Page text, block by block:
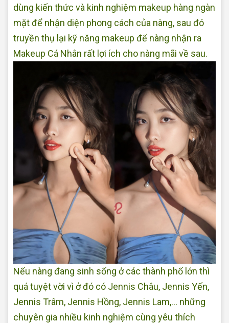
dùng kiến thức và kinh nghiệm makeup hàng ngàn
mặt để nhận diện phong cách của nàng, sau đó
truyền thụ lại kỹ năng makeup để nàng nhận ra
Makeup Cá Nhân rất lợi ích cho nàng mãi về sau.
Nếu nàng đang sinh sống ở các thành phố lớn thì
quá tuyệt vời vì ở đó có Jennis Châu, Jennis Yến,
Jennis Trâm, Jennis Hồng, Jennis Lam,... những
chuyên gia nhiều kinh nghiệm cùng yêu thích